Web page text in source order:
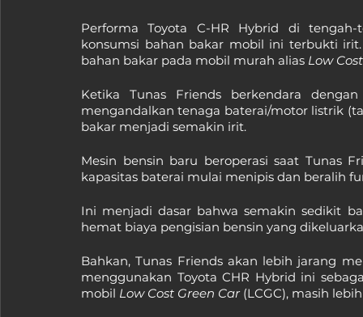
Performa Toyota C-HR Hybrid di
konsumsi bahan bakar mobil ini terbukti
bahan bakar pada mobil murah alias Low
Ketika Tunas Friends berkendara
mengandalkan tenaga baterai/motor listrik
bakar menjadi semakin irit.
Mesin bensin baru beroperasi saat Tunas
kapasitas baterai mulai menipis dan beralih
Ini menjadi dasar bahwa semakin sedikit
hemat biaya pengisian bensin yang
Bahkan, Tunas Friends akan lebih jarang
menggunakan Toyota CHR Hybrid ini
mobil Low Cost Green Car (LCGC), masih